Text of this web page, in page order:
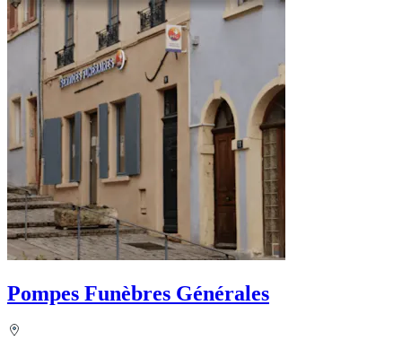
Pompes Funèbres Générales